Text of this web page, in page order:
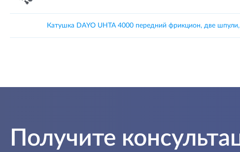
Катушка DAYO UHTA 4000 передний фрикцион, две
Получите